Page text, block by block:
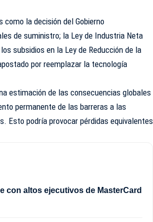
la decisión del Gobierno
de suministro; la Ley de Industria Neta
subsidios en la Ley de Reducción de la
por reemplazar la tecnología
estimación de las consecuencias globales
permanente de las barreras a las
Esto podría provocar pérdidas equivalentes
con altos ejecutivos de MasterCard